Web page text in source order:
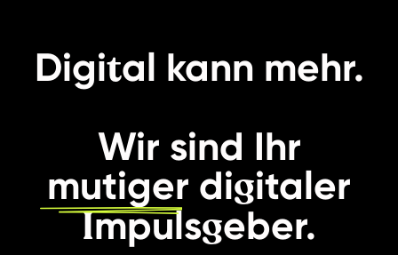
Digital kann mehr.
Wir sind Ihr
mutiger digitaler
Impulsgeber.